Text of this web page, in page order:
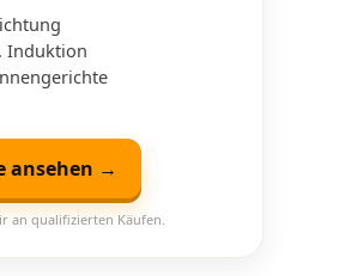
Induktion
ansehen →
an qualifizierten Käufen.